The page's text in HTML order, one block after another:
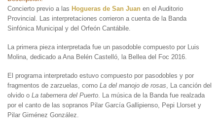
Concierto previo a las Hogueras de San Juan en el Auditorio
Provincial. Las interpretaciones corrieron a cuenta de la Banda
Sinfónica Municipal y del Orfeón Cantábile.
La primera pieza interpretada fue un pasodoble compuesto por Luis
Molina, dedicado a Ana Belén Castelló, la Bellea del Foc 2016.
El programa interpretado estuvo compuesto por pasodobles y por
fragmentos de zarzuelas, como La del manojo de rosas , La canción del
olvido o La tabernera del Puerto . La música de la Banda fue realzada
por el canto de las sopranos Pilar García Gallipienso, Pepi Llorset y
Pilar Giménez González.